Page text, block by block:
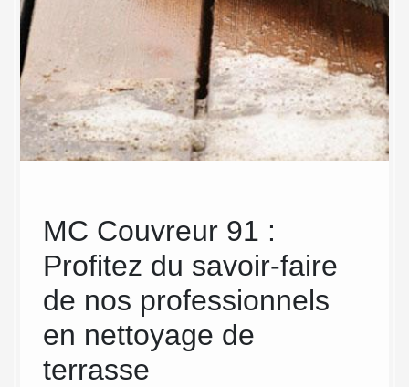
MC Couvreur 91 :
Profitez du savoir-faire
de nos professionnels
en nettoyage de
terrasse